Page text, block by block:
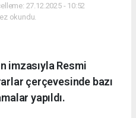
27.12.2025 - 10:52
okundu.
imzasıyla Resmi
çerçevesinde bazı
yapıldı.